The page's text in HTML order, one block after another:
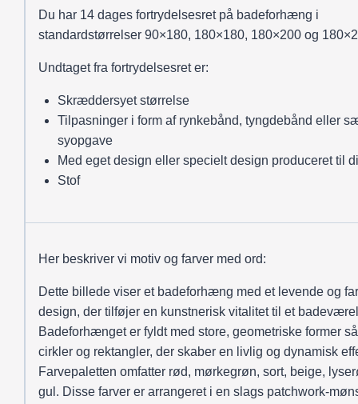
Du har 14 dages fortrydelsesret på badeforhæng i
standardstørrelser 90×180, 180×180, 180×200 og
Undtaget fra fortrydelsesret er:
Skræddersyet størrelse
Tilpasninger i form af rynkebånd, tyngdebånd eller
syopgave
Med eget design eller specielt design produceret til
Stof
Her beskriver vi motiv og farver med ord:
Dette billede viser et badeforhæng med et levende og
design, der tilføjer en kunstnerisk vitalitet til et
Badeforhænget er fyldt med store, geometriske former
cirkler og rektangler, der skaber en livlig og dynamisk
Farvepaletten omfatter rød, mørkegrøn, sort, beige,
gul. Disse farver er arrangeret i en slags patchwork-